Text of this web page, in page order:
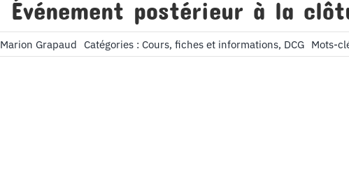
Événement postérieur à la
Marion Grapaud Catégories : Cours, fiches et informations, DCG Mots-